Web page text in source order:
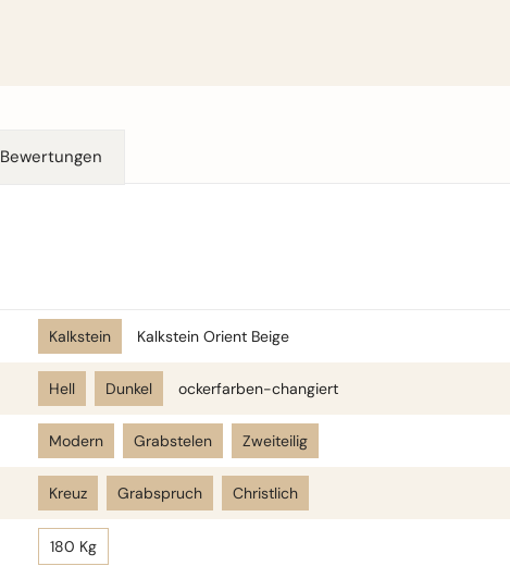
Kalkstein Kalkstein Orient Beige
Hell Dunkel ockerfarben-changiert
Modern Grabstelen Zweiteilig
Kreuz Grabspruch Christlich
180 Kg
Bewertungen